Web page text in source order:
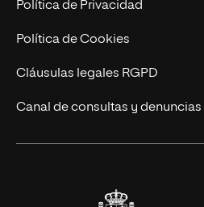
Cursos Universitarios
Actualidad
UNIR Revista
Eventos
Política de Privacidad
Política de Cookies
Cláusulas legales RGPD
Canal de consultas y denuncias